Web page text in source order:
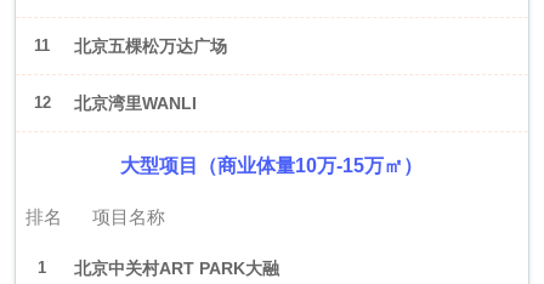
11 北京五棵松万达广场
12 北京湾里WANLI
大型项目（商业体量10万-15万㎡）
排名 项目名称
1 北京中关村ART PARK大融